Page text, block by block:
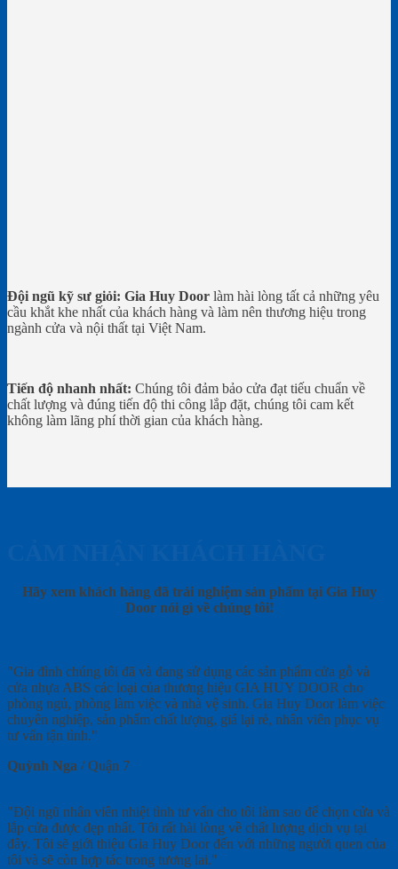
Đội ngũ kỹ sư giỏi: Gia Huy Door làm hài lòng tất cả những yêu
cầu khắt khe nhất của khách hàng và làm nên thương hiệu trong
ngành cửa và nội thất tại Việt Nam.
Tiến độ nhanh nhất: Chúng tôi đảm bảo cửa đạt tiếu chuẩn về
chất lượng và đúng tiến độ thi công lắp đặt, chúng tôi cam kết
không làm lãng phí thời gian của khách hàng.
Hãy xem khách hàng đã trải nghiệm sản phẩm tại Gia Huy
Door nói gì về chúng tôi!
"Gia đình chúng tôi đã và đang sử dụng các sản phẩm cửa gỗ và
cửa nhựa ABS các loại của thương hiệu GIA HUY DOOR cho
phòng ngủ, phòng làm việc và nhà vệ sinh. Gia Huy Door làm việc
chuyên nghiệp, sản phẩm chất lượng, giá lại rẻ, nhân viên phục vụ
tư vấn tận tình."
Quỳnh Nga /Quận 7
"Đội ngũ nhân viên nhiệt tình tư vấn cho tôi làm sao để chọn cửa và
lắp cửa được đẹp nhất. Tôi rất hài lòng về chất lượng dịch vụ tại
đây. Tôi sẽ giới thiệu Gia Huy Door đến với những người quen của
tôi và sẽ còn hợp tác trong tương lai."